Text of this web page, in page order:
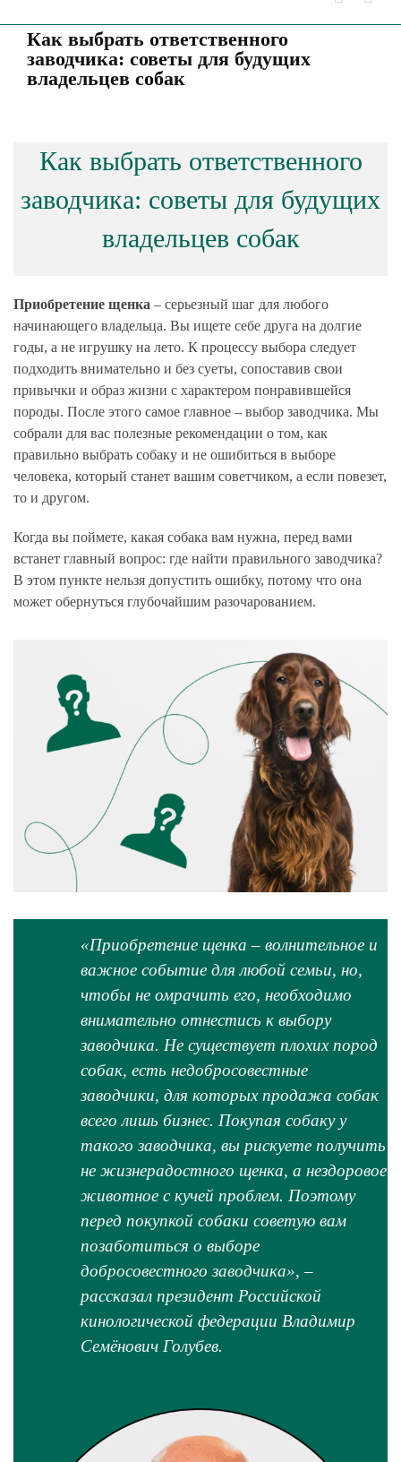
Как выбрать ответственного
заводчика: советы для будущих
владельцев собак
Как выбрать ответственного
заводчика: советы для будущих
владельцев собак
Приобретение щенка – серьезный шаг для любого
начинающего владельца. Вы ищете себе друга на долгие
годы, а не игрушку на лето. К процессу выбора следует
подходить внимательно и без суеты, сопоставив свои
привычки и образ жизни с характером понравившейся
породы. После этого самое главное – выбор заводчика. Мы
собрали для вас полезные рекомендации о том, как
правильно выбрать собаку и не ошибиться в выборе
человека, который станет вашим советчиком, а если повезет,
то и другом.
Когда вы поймете, какая собака вам нужна, перед вами
встанет главный вопрос: где найти правильного заводчика?
В этом пункте нельзя допустить ошибку, потому что она
может обернуться глубочайшим разочарованием.
«Приобретение щенка – волнительное и
важное событие для любой семьи, но,
чтобы не омрачить его, необходимо
внимательно отнестись к выбору
заводчика. Не существует плохих пород
собак, есть недобросовестные
заводчики, для которых продажа собак
всего лишь бизнес. Покупая собаку у
такого заводчика, вы рискуете получить
не жизнерадостного щенка, а нездоровое
животное с кучей проблем. Поэтому
перед покупкой собаки советую вам
позаботиться о выборе
добросовестного заводчика», –
рассказал президент Российской
кинологической федерации Владимир
Семёнович Голубев.